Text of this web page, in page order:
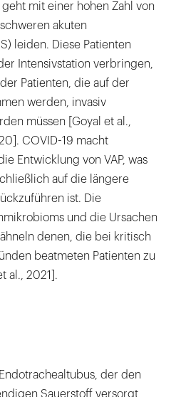
mit einer hohen Zahl von
akuten
leiden. Diese Patienten
Intensivstation verbringen,
Patienten, die auf der
werden, invasiv
müssen [Goyal et al.,
COVID-19 macht
Entwicklung von VAP, was
auf die längere
ist. Die
und die Ursachen
denen, die bei kritisch
beatmeten Patienten zu
al., 2021].
der den
Sauerstoff versorgt,